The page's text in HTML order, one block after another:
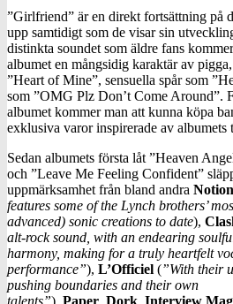
”Girlfriend” är en direkt fortsättning på
upp samtidigt som de visar sin
distinkta soundet som äldre fans
albumet en mångsidig karaktär av
”Heart of Mine”, sensuella spår som
som ”OMG Plz Don’t Come Around”.
albumet kommer man att kunna köpa
exklusiva varor inspirerade av albumets
Sedan albumets första låt ”Heaven
och ”Leave Me Feeling Confident”
uppmärksamhet från bland andra Notion
features some of the Lynch brothers’
advanced) sonic creations to date),
alt-rock sound, with an endearing
harmony, making for a truly heartfelt
performance”), L’Officiel (”With their
pushing boundaries and their own
talents”), Paper, Dork, Interview